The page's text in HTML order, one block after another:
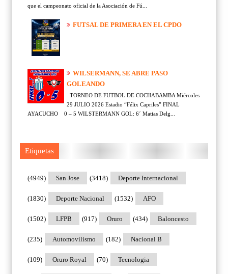
que el campeonato oficial de la Asociación de Fú...
FUTSAL DE PRIMERA EN EL CPDO
WILSERMANN, SE ABRE PASO
GOLEANDO
TORNEO DE FUTBOL DE COCHABAMBA Miércoles
29 JULIO 2026 Estadio “Félix Capriles” FINAL
AYACUCHO 0 – 5 WILSTERMANN GOL: 6´ Matias Delg...
Etiquetas
San Jose
(4949) Deporte Internacional
(3418)
Deporte Nacional
(1830) AFO
(1532)
LFPB
(1502) Oruro
(917) Baloncesto
(434)
Automovilismo
(235) Nacional B
(182)
Oruro Royal
(109) Tecnologia
(70)